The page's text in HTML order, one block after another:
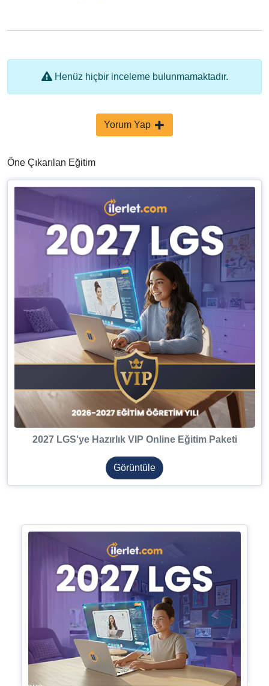
Henüz hiçbir inceleme bulunmamaktadır.
Yorum Yap
Öne Çıkarılan Eğitim
2027 LGS'ye Hazırlık VIP Online Eğitim Paketi
Görüntüle